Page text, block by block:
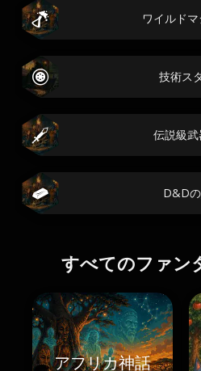
ワイルド
技術ス
伝説級
D&D
すべてのファン
アフリカ神話